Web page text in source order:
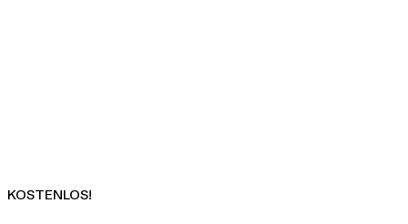
KOSTENLOS!